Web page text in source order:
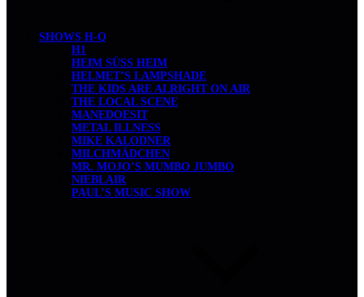
SHOWS H-Q
H1
HEIM SÜSS HEIM
HELMET’S LAMPSHADE
THE KIDS ARE ALRIGHT ON AIR
THE LOCAL SCENE
MANEDOESIT
METAL ILLNESS
MIKE KALODNER
MILCHMÄDCHEN
MR. MOJO’S MUMBO JUMBO
NIEBLAIR
PAUL’S MUSIC SHOW